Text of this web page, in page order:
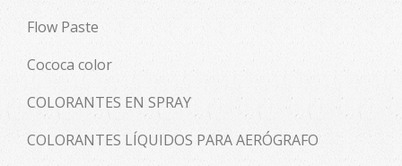
Flow Paste
Cococa color
COLORANTES EN SPRAY
COLORANTES LÍQUIDOS PARA AERÓGRAFO